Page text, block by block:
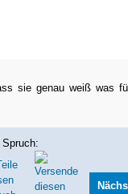
sie genau weiß was